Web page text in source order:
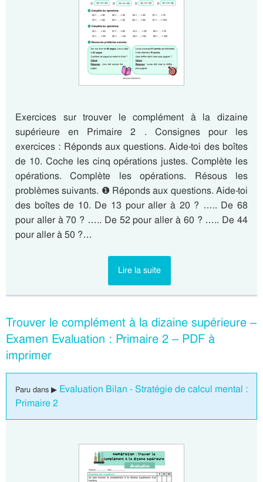
Exercices sur trouver le complément à la dizaine
supérieure en Primaire 2 . Consignes pour les
exercices : Réponds aux questions. Aide-toi des boîtes
de 10. Coche les cinq opérations justes. Complète les
opérations. Complète les opérations. Résous les
problèmes suivants. ❶ Réponds aux questions. Aide-toi
des boîtes de 10. De 13 pour aller à 20 ? ….. De 68
pour aller à 70 ? ….. De 52 pour aller à 60 ? ….. De 44
pour aller à 50 ?…
Lire la suite
Trouver le complément à la dizaine supérieure –
Examen Evaluation : Primaire 2 – PDF à
imprimer
Paru dans ▶ Evaluation Bilan - Stratégie de calcul mental :
Primaire 2